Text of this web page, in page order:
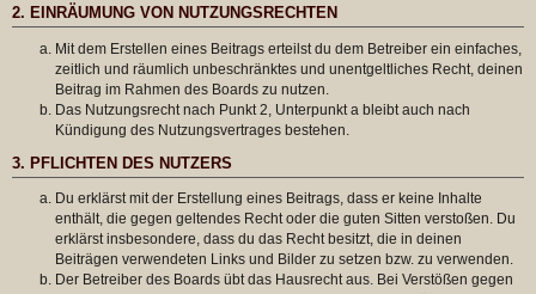
2. EINRÄUMUNG VON NUTZUNGSRECHTEN
Mit dem Erstellen eines Beitrags erteilst du dem Betreiber ein einfaches,
zeitlich und räumlich unbeschränktes und unentgeltliches Recht, deinen
Beitrag im Rahmen des Boards zu nutzen.
Das Nutzungsrecht nach Punkt 2, Unterpunkt a bleibt auch nach
Kündigung des Nutzungsvertrages bestehen.
3. PFLICHTEN DES NUTZERS
Du erklärst mit der Erstellung eines Beitrags, dass er keine Inhalte
enthält, die gegen geltendes Recht oder die guten Sitten verstoßen. Du
erklärst insbesondere, dass du das Recht besitzt, die in deinen
Beiträgen verwendeten Links und Bilder zu setzen bzw. zu verwenden.
Der Betreiber des Boards übt das Hausrecht aus. Bei Verstößen gegen